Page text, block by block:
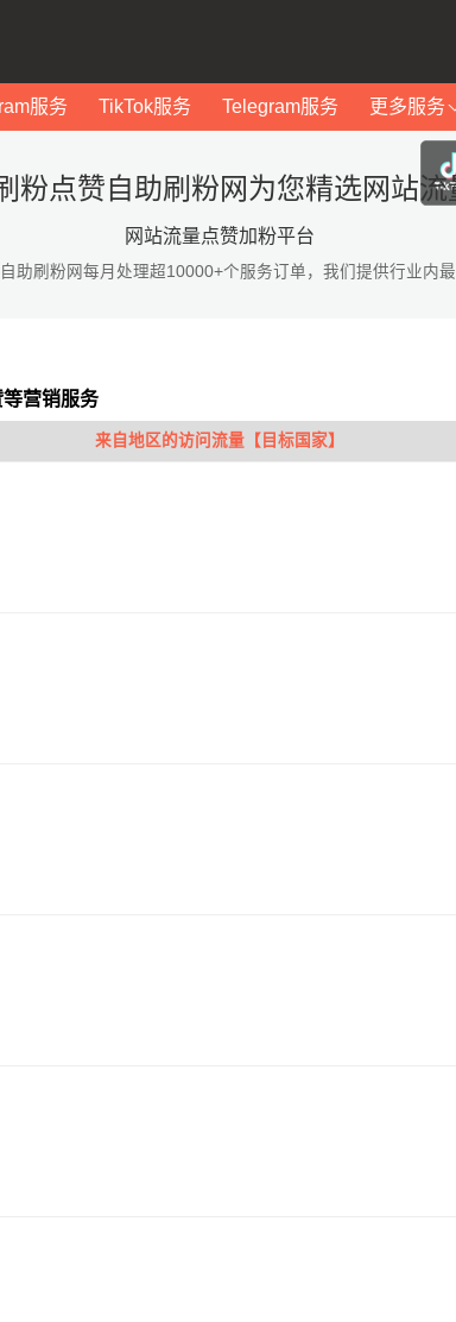
服务 TikTok服务 Telegram服务 更多服务
粉点赞自助刷粉网为您精选网站流
网站流量点赞加粉平台
助刷粉网每月处理超10000+个服务订单，我们提供行业内最
营销服务
来自地区的访问流量【目标国家】